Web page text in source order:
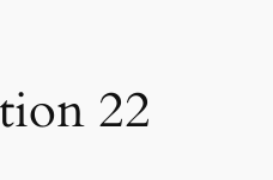
22